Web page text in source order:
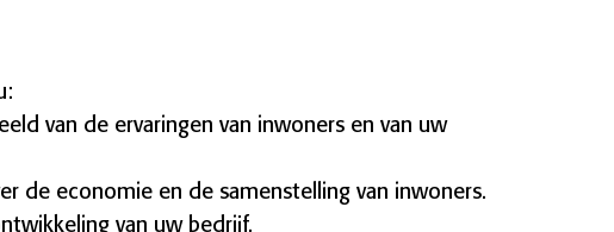
van de ervaringen van inwoners en van uw
de economie en de samenstelling van inwoners.
van uw bedrijf.